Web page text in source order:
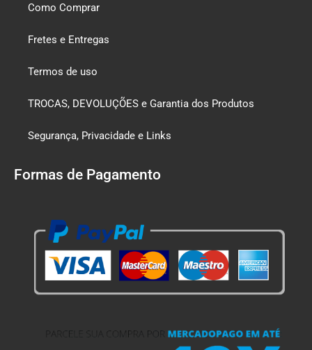
Como Comprar
Fretes e Entregas
Termos de uso
TROCAS, DEVOLUÇÕES e Garantia dos Produtos
Segurança, Privacidade e Links
Formas de Pagamento